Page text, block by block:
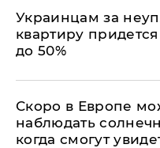
Украинцам за
квартиру
до 50%
Скоро в Европе
наблюдать
когда смогут